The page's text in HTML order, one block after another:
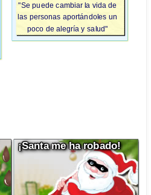
"Se puede cambiar la vida de
las personas aportándoles un
poco de alegría y salud"
¡Santa me ha robado!